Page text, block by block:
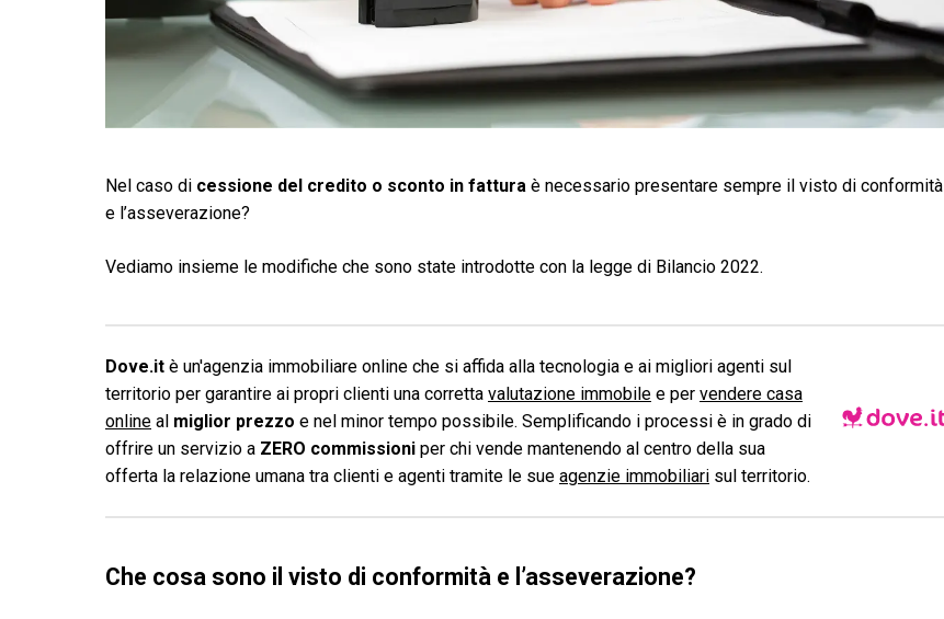
Nel caso di cessione del credito o sconto in fattura è necessario presentare sempre il visto di conformità
e l’asseverazione?
Vediamo insieme le modifiche che sono state introdotte con la legge di Bilancio 2022.
Dove.it è un'agenzia immobiliare online che si affida alla tecnologia e ai migliori agenti sul
territorio per garantire ai propri clienti una corretta valutazione immobile e per vendere casa
online al miglior prezzo e nel minor tempo possibile. Semplificando i processi è in grado di
offrire un servizio a ZERO commissioni per chi vende mantenendo al centro della sua
offerta la relazione umana tra clienti e agenti tramite le sue agenzie immobiliari sul territorio.
Che cosa sono il visto di conformità e l’asseverazione?